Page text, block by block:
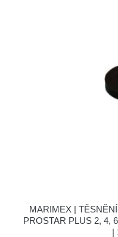
MARIMEX |
PROSTAR PLUS 2, 4,
|